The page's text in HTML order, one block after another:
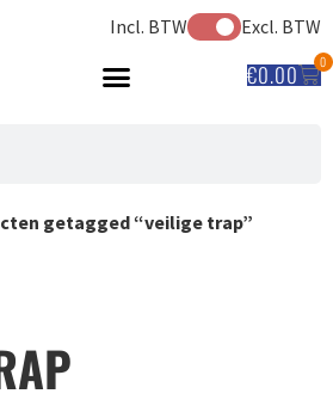
Incl. BTW Excl. BTW
€0.00 0
getagged “veilige trap”